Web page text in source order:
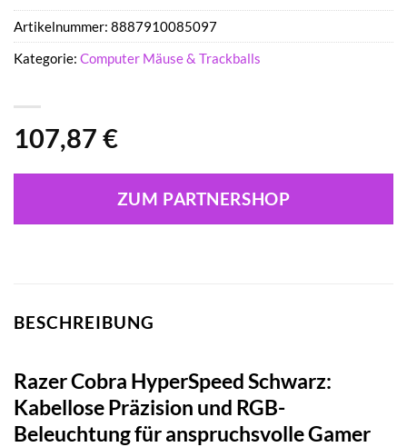
107,87 €
ZUM PARTNERSHOP
Artikelnummer: 8887910085097
Kategorie: Computer Mäuse & Trackballs
BESCHREIBUNG
Razer Cobra HyperSpeed Schwarz:
Kabellose Präzision und RGB-
Beleuchtung für anspruchsvolle Gamer